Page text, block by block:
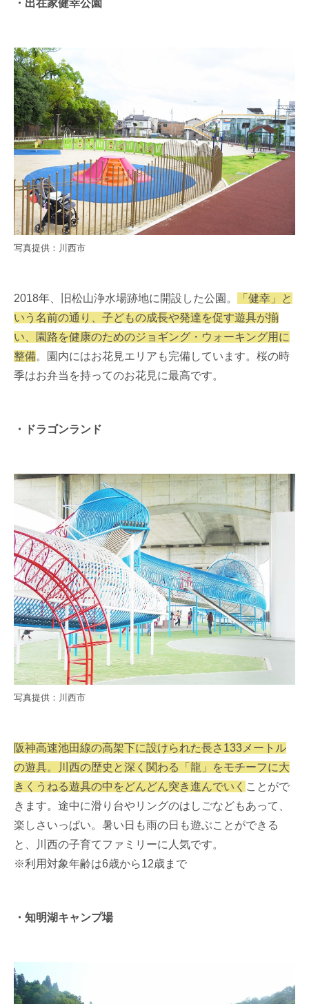
・出在家健幸公園
写真提供：川西市
2018年、旧松山浄水場跡地に開設した公園。
「健幸」と
いう名前の通り、子どもの成長や発達を促す遊具が揃
い、園路を健康のためのジョギング・ウォーキング用に
整備。園内にはお花見エリアも完備しています。桜の時
季はお弁当を持ってのお花見に最高です。
・ドラゴンランド
写真提供：川西市
阪神高速池田線の高架下に設けられた長さ133メートル
の遊具。川西の歴史と深く関わる「龍」をモチーフに大
きくうねる遊具の中をどんどん突き進んでいく ことがで
きます。途中に滑り台やリングのはしごなどもあって、
楽しさいっぱい。暑い日も雨の日も遊ぶことができる
と、川西の子育てファミリーに人気です。
※利用対象年齢は6歳から12歳まで
・知明湖キャンプ場